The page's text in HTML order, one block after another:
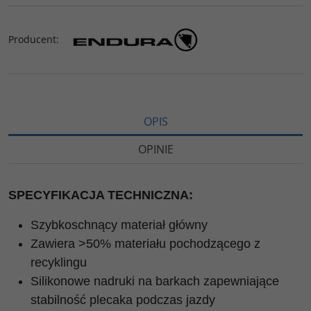
Producent:
OPIS
OPINIE
SPECYFIKACJA TECHNICZNA:
Szybkoschnący materiał główny
Zawiera >50% materiału pochodzącego z
recyklingu
Silikonowe nadruki na barkach zapewniające
stabilność plecaka podczas jazdy